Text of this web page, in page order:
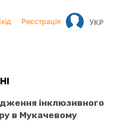
Реєстрація УКР
інклюзивного
в Мукачевому